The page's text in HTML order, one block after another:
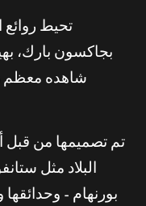
تحيط روائع
بجاكسون بارك،
شاهده معظم
تم تصميمها من قبل
البلاد مثل
بورنهام –